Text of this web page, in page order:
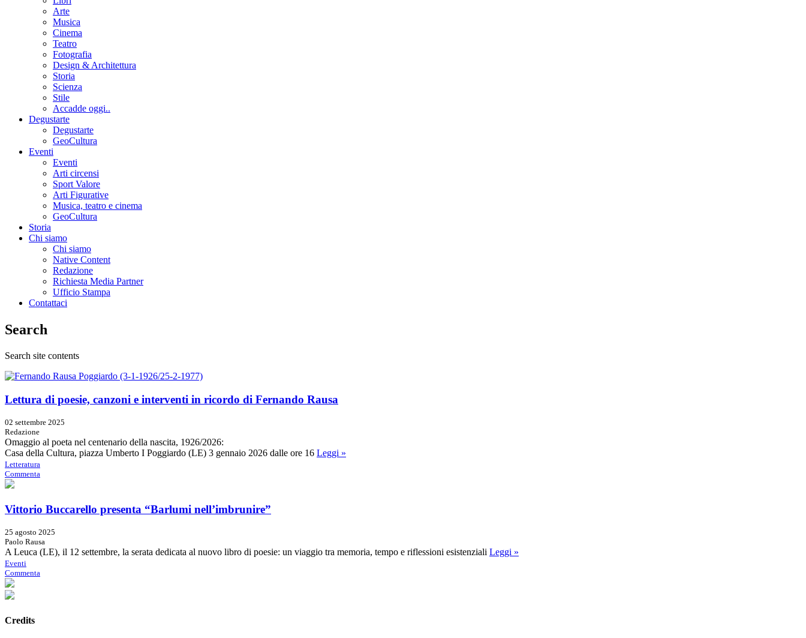
Arte
Musica
Cinema
Teatro
Fotografia
Design & Architettura
Storia
Scienza
Stile
Accadde oggi..
Degustarte
Degustarte
GeoCultura
Eventi
Eventi
Arti circensi
Sport Valore
Arti Figurative
Musica, teatro e cinema
GeoCultura
Storia
Chi siamo
Chi siamo
Native Content
Redazione
Richiesta Media Partner
Ufficio Stampa
Contattaci
Search
Search site contents
Lettura di poesie, canzoni e interventi in ricordo di Fernando Rausa
02 settembre 2025
Redazione
Omaggio al poeta nel centenario della nascita, 1926/2026:
Casa della Cultura, piazza Umberto I Poggiardo (LE) 3 gennaio 2026 dalle ore 16 Leggi »
Letteratura
Commenta
Vittorio Buccarello presenta “Barlumi nell’imbrunire”
25 agosto 2025
Paolo Rausa
A Leuca (LE), il 12 settembre, la serata dedicata al nuovo libro di poesie: un viaggio tra memoria, tempo e riflessioni esistenziali Leggi »
Eventi
Commenta
Credits